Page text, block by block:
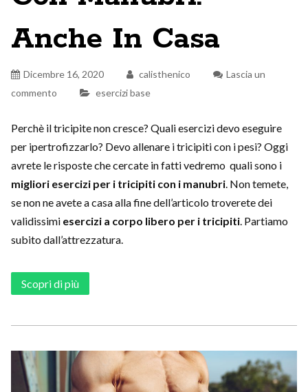
Anche In Casa
Dicembre 16, 2020 calisthenico
Lascia un
commento
esercizi base
Perchè il tricipite non cresce? Quali esercizi devo eseguire
per ipertrofizzarlo? Devo allenare i tricipiti con i pesi? Oggi
avrete le risposte che cercate in fatti vedremo quali sono i
migliori esercizi per i tricipiti con i manubri. Non temete,
se non ne avete a casa alla fine dell’articolo troverete dei
validissimi esercizi a corpo libero per i tricipiti. Partiamo
subito dall’attrezzatura.
Scopri di più